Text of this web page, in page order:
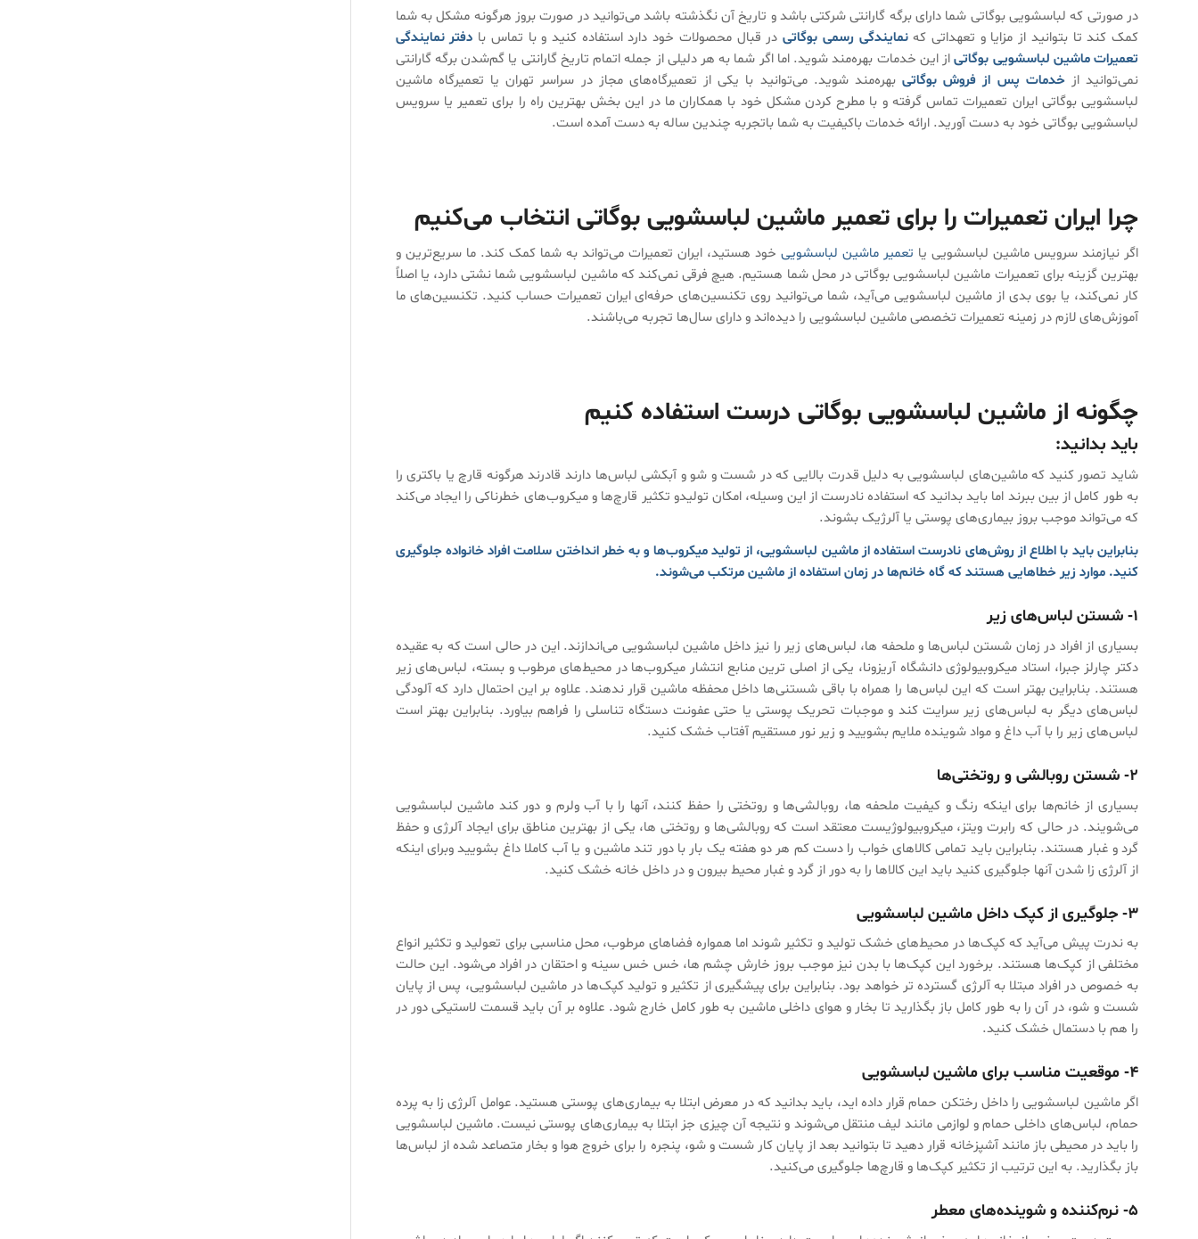
در صورتی که لباسشویی بوگاتی شما دارای برگه گارانتی شرکتی باشد و تاریخ آن نگذشته باشد می‌توانید در صورت بروز هرگونه مشکل به شما
کمک کند تا بتوانید از مزایا و تعهداتی کهنمایندگی رسمی بوگاتی در قبال محصولات خود دارد استفاده کنید و با تماس با دفتر نمایندگی
تعمیرات ماشین لباسشویی بوگاتیاز این خدمات بهره‌مند شوید. اما اگر شما به هر دلیلی از جمله اتمام تاریخ گارانتی یا گم‌شدن برگه گارانتی
نمی‌توانید ازخدمات پس از فروش بوگاتیبهره‌مند شوید. می‌توانید با یکی از تعمیرگاه‌های مجاز در سراسر تهران یا تعمیرگاه ماشین
لباسشویی بوگاتی ایران تعمیرات تماس گرفته و با مطرح کردن مشکل خود با همکاران ما در این بخش بهترین راه را برای تعمیر یا سرویس
لباسشویی بوگاتی خود به دست آورید. ارائه خدمات باکیفیت به شما باتجربه چندین ساله به دست آمده است.
چرا ایران تعمیرات را برای تعمیر ماشین لباسشویی بوگاتی انتخاب می‌کنیم
اگر نیازمند سرویس ماشین لباسشویی یا تعمیر ماشین لباسشویی خود هستید، ایران تعمیرات می‌تواند به شما کمک کند. ما سریع‌ترین و
بهترین گزینه برای تعمیرات ماشین لباسشویی بوگاتی در محل شما هستیم. هیچ فرقی نمی‌کند که ماشین لباسشویی شما نشتی دارد، یا اصلاً
کار نمی‌کند، یا بوی بدی از ماشین لباسشویی می‌آید، شما می‌توانید روی تکنسین‌های حرفه‌ای ایران تعمیرات حساب کنید. تکنسین‌های ما
آموزش‌های لازم در زمینه تعمیرات تخصصی ماشین لباسشویی را دیده‌اند و دارای سال‌ها تجربه می‌باشند.
چگونه از ماشین لباسشویی بوگاتی درست استفاده کنیم
باید بدانید:
شاید تصور کنید که ماشین‌های لباسشویی به دلیل قدرت بالایی که در شست و شو و آبکشی لباس‌ها دارند قادرند هرگونه قارچ یا باکتری را
به طور کامل از بین ببرند اما باید بدانید که استفاده نادرست از این وسیله، امکان تولیدو تکثیر قارچ‌ها و میکروب‌های خطرناکی را ایجاد می‌کند
که می‌تواند موجب بروز بیماری‌های پوستی یا آلرژیک بشوند.
بنابراین باید با اطلاع از روش‌های نادرست استفاده از ماشین لباسشویی، از تولید میکروب‌ها و به خطر انداختن سلامت افراد خانواده جلوگیری
کنید. موارد زیر خطاهایی هستند که گاه خانم‌ها در زمان استفاده از ماشین مرتکب می‌شوند.
۱- شستن لباس‌های زیر
بسیاری از افراد در زمان شستن لباس‌ها و ملحفه ها، لباس‌های زیر را نیز داخل ماشین لباسشویی می‌اندازند. این در حالی است که به عقیده
دکتر چارلز جبرا، استاد میکروبیولوژی دانشگاه آریزونا، یکی از اصلی ترین منابع انتشار میکروب‌ها در محیط‌های مرطوب و بسته، لباس‌های زیر
هستند. بنابراین بهتر است که این لباس‌ها را همراه با باقی شستنی‌ها داخل محفظه ماشین قرار ندهند. علاوه بر این احتمال دارد که آلودگی
لباس‌های دیگر به لباس‌های زیر سرایت کند و موجبات تحریک پوستی یا حتی عفونت دستگاه تناسلی را فراهم بیاورد. بنابراین بهتر است
لباس‌های زیر را با آب داغ و مواد شوینده ملایم بشویید و زیر نور مستقیم آفتاب خشک کنید.
۲- شستن روبالشی و روتختی‌ها
بسیاری از خانم‌ها برای اینکه رنگ و کیفیت ملحفه ها، روبالشی‌ها و روتختی را حفظ کنند، آنها را با آب ولرم و دور کند ماشین لباسشویی
می‌شویند. در حالی که رابرت ویتز، میکروبیولوژیست معتقد است که روبالشی‌ها و روتختی ها، یکی از بهترین مناطق برای ایجاد آلرژی و حفظ
گرد و غبار هستند. بنابراین باید تمامی کالاهای خواب را دست کم هر دو هفته یک بار با دور تند ماشین و یا آب کاملا داغ بشویید وبرای اینکه
از آلرژی زا شدن آنها جلوگیری کنید باید این کالاها را به دور از گرد و غبار محیط بیرون و در داخل خانه خشک کنید.
۳- جلوگیری از کپک داخل ماشین لباسشویی
به ندرت پیش می‌آید که کپک‌ها در محیط‌های خشک تولید و تکثیر شوند اما همواره فضاهای مرطوب، محل مناسبی برای تعولید و تکثیر انواع
مختلفی از کپک‌ها هستند. برخورد این کپک‌ها با بدن نیز موجب بروز خارش چشم ها، خس خس سینه و احتقان در افراد می‌شود. این حالت
به خصوص در افراد مبتلا به آلرژی گسترده تر خواهد بود. بنابراین برای پیشگیری از تکثیر و تولید کپک‌ها در ماشین لباسشویی، پس از پایان
شست و شو، در آن را به طور کامل باز بگذارید تا بخار و هوای داخلی ماشین به طور کامل خارج شود. علاوه بر آن باید قسمت لاستیکی دور در
را هم با دستمال خشک کنید.
۴- موقعیت مناسب برای ماشین لباسشویی
اگر ماشین لباسشویی را داخل رختکن حمام قرار داده اید، باید بدانید که در معرض ابتلا به بیماری‌های پوستی هستید. عوامل آلرژی زا به پرده
حمام، لباس‌های داخلی حمام و لوازمی مانند لیف منتقل می‌شوند و نتیجه آن چیزی جز ابتلا به بیماری‌های پوستی نیست. ماشین لباسشویی
را باید در محیطی باز مانند آشپزخانه قرار دهید تا بتوانید بعد از پایان کار شست و شو، پنجره را برای خروج هوا و بخار متصاعد شده از لباس‌ها
باز بگذارید. به این ترتیب از تکثیر کپک‌ها و قارچ‌ها جلوگیری می‌کنید.
۵- نرم‌کننده و شوینده‌های معطر